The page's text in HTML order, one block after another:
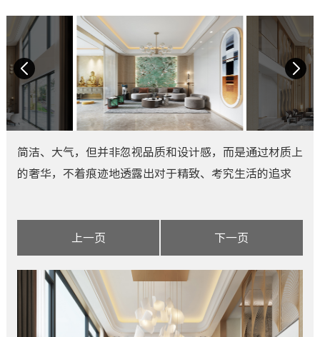
简洁、大气，但并非忽视品质和设计感，而是通过材质上
的奢华，不着痕迹地透露出对于精致、考究生活的追求
上一页 下一页